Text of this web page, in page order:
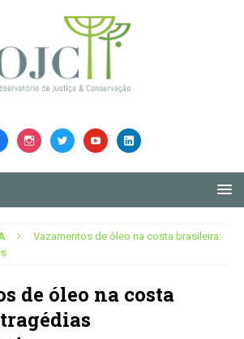
Vazamentos de óleo na costa brasileira:
de óleo na costa